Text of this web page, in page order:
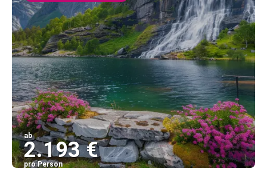
ab
2.193 €
pro Person